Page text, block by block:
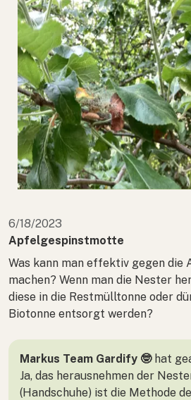
6/18/2023
Apfelgespinstmotte
Was kann man effektiv gegen
machen? Wenn man die Nester
diese in die Restmülltonne oder
Biotonne entsorgt werden?
Markus Team Gardify 🤓hat
Ja, das herausnehmen der
(Handschuhe) ist die Methode